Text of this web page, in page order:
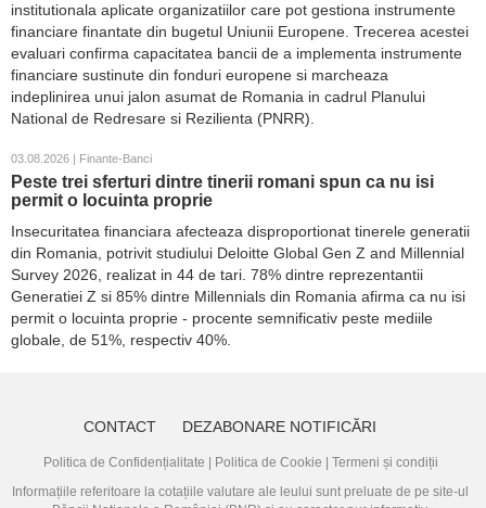
institutionala aplicate organizatiilor care pot gestiona instrumente
financiare finantate din bugetul Uniunii Europene. Trecerea acestei
evaluari confirma capacitatea bancii de a implementa instrumente
financiare sustinute din fonduri europene si marcheaza
indeplinirea unui jalon asumat de Romania in cadrul Planului
National de Redresare si Rezilienta (PNRR).
03.08.2026 | Finante-Banci
Peste trei sferturi dintre tinerii romani spun ca nu isi
permit o locuinta proprie
Insecuritatea financiara afecteaza disproportionat tinerele generatii
din Romania, potrivit studiului Deloitte Global Gen Z and Millennial
Survey 2026, realizat in 44 de tari. 78% dintre reprezentantii
Generatiei Z si 85% dintre Millennials din Romania afirma ca nu isi
permit o locuinta proprie - procente semnificativ peste mediile
globale, de 51%, respectiv 40%.
CONTACT DEZABONARE NOTIFICĂRI
Politica de Confidențialitate Politica de Cookie
Termeni și condiții
Informațiile referitoare la cotațiile valutare ale leului sunt preluate de pe site-ul